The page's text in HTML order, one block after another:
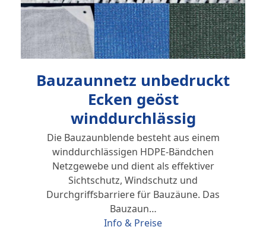
Bauzaunnetz unbedruckt
Ecken geöst
winddurchlässig
Die Bauzaunblende besteht aus einem
winddurchlässigen HDPE-Bändchen
Netzgewebe und dient als effektiver
Sichtschutz, Windschutz und
Durchgriffsbarriere für Bauzäune. Das
Bauzaun…
Info & Preise